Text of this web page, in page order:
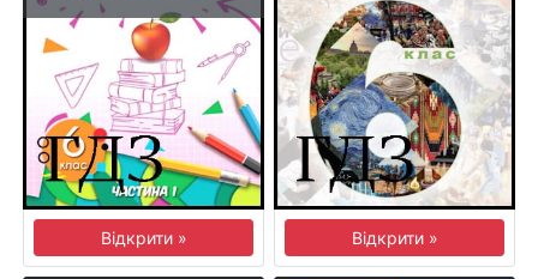
Відкрити » Відкрити »